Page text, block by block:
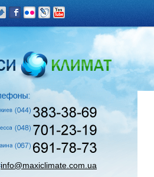
info@maxiclimate.com.ua